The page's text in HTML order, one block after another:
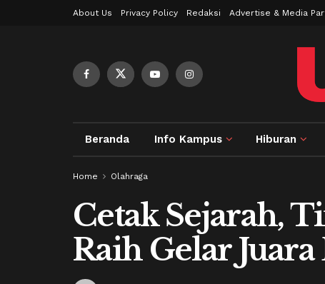
About Us Privacy Policy Redaksi Advertise & Media
Beranda Info Kampus Hiburan
Home Olahraga
Cetak Sejarah,
Raih Gelar